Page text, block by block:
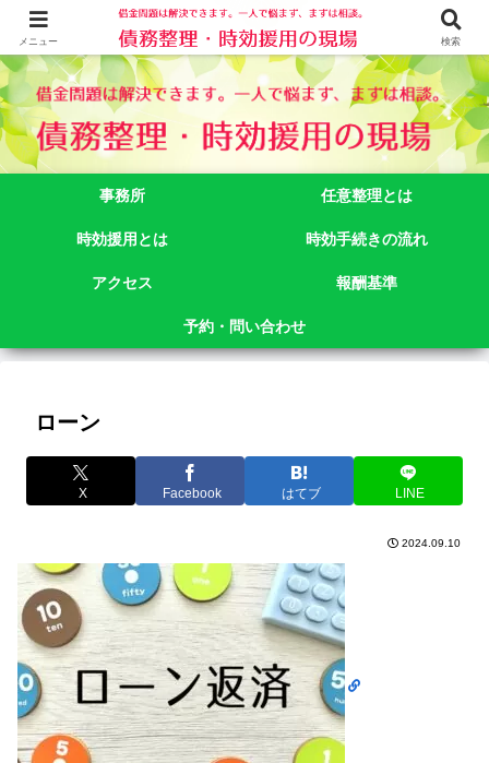
借金問題でお悩みなら司法書士法人御苑総合事務所にご相談下さい。 東京都
新宿区新宿二丁目５番１号アルテビル新宿４階 TEL:03-3356-3750
事務所 任意整理とは
時効援用とは 時効手続きの流れ
アクセス 報酬基準
予約・問い合わせ
ローン
X Facebook はてブ LINE
2024.09.10
メニュー 検索